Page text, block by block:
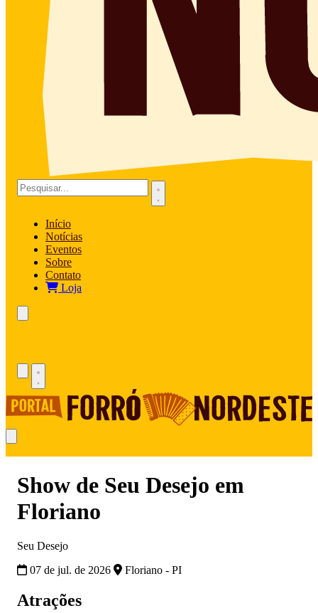
Início
Notícias
Eventos
Sobre
Contato
Loja
Show de Seu Desejo em
Floriano
Seu Desejo
07 de jul. de 2026
Floriano - PI
Atrações